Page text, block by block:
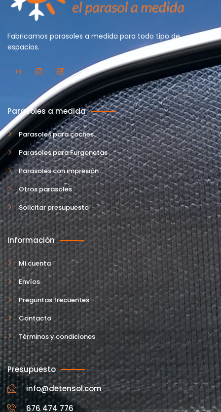
Fabricamos parasoles a medida para todo tipo de
espacios.
Parasoles a medida
Parasoles para coches
Parasoles para Furgonetas
Parasoles con impresión
Otros parasoles
Solicitar presupuesto
Información
Mi cuenta
Envíos
Preguntas frecuentes
Contacto
Términos y condiciones
Presupuesto
info@detensol.com
676 474 776